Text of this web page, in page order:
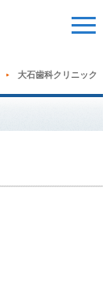
大石歯科クリニック